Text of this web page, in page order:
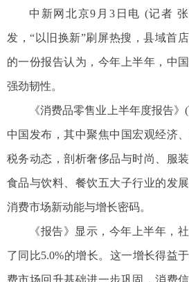
中新网北京9月3日电 (记者
发，“以旧换新”刷屏热搜，县域
的一份报告认为，今年上半年，中
强劲韧性。
《消费品零售业上半年度报告
中国发布，其中聚焦中国宏观经济
税务动态，剖析奢侈品与时尚、服
食品与饮料、餐饮五大子行业的发
消费市场新动能与增长密码。
《报告》显示，今年上半年，
了同比5.0%的增长。这一增长得益